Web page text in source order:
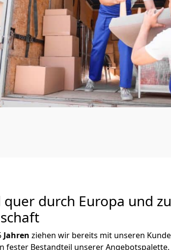
quer durch Europa und
Jahren ziehen wir bereits mit unseren
fester Bestandteil unserer